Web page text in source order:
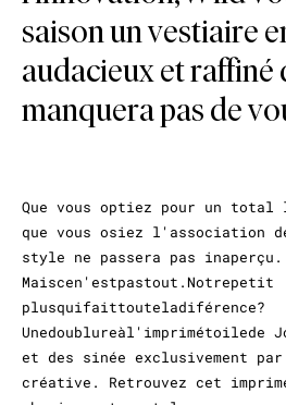
saison un vestiaire
audacieux et raffiné
manquera pas de
Que vous optiez pour un total
que vous osiez l'association
style ne passera pas inaperçu.
Maiscen'estpastout.Notrepetit
plusquifaittouteladiférence?
Unedoublureàl'imprimétoilede
et des sinée exclusivement
créative. Retrouvez cet